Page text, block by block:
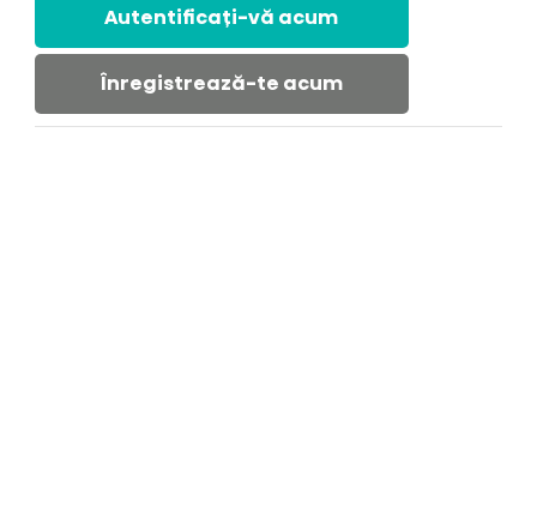
Autentificați-vă acum
Înregistrează-te acum